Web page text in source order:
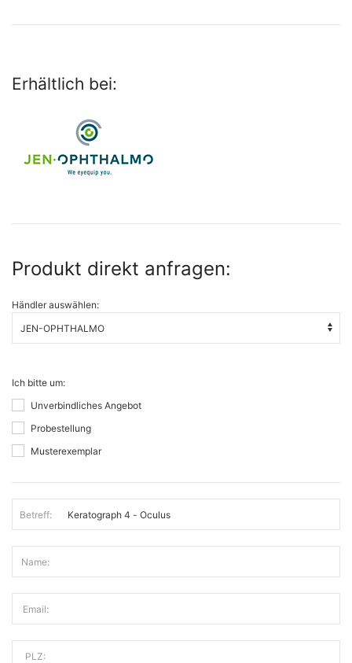
Erhältlich bei:
Produkt direkt anfragen:
Händler auswählen:
Ich bitte um:
Unverbindliches Angebot
Probestellung
Musterexemplar
Betreff:
Name:
Email:
PLZ: